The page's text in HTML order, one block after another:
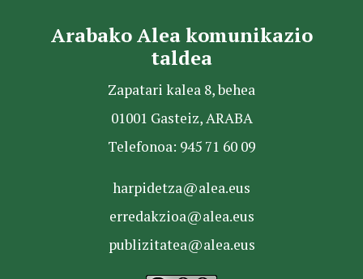
Arabako Alea komunikazio
taldea
Zapatari kalea 8, behea
01001 Gasteiz, ARABA
Telefonoa: 945 71 60 09
harpidetza@alea.eus
erredakzioa@alea.eus
publizitatea@alea.eus